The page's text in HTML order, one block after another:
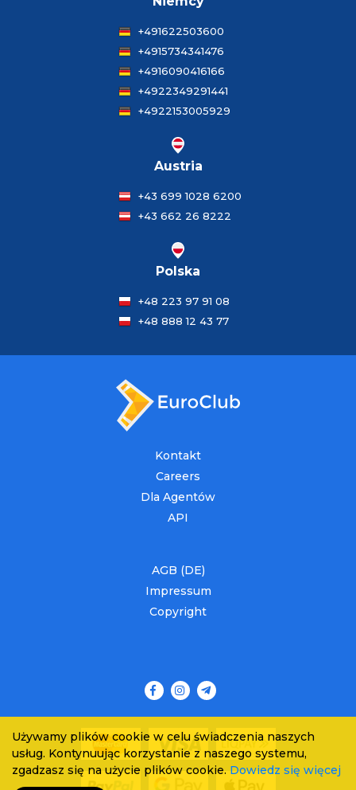
+491622503600
+4915734341476
+4916090416166
+4922349291441
+4922153005929
Austria
+43 699 1028 6200
+43 662 26 8222
Polska
+48 223 97 91 08
+48 888 12 43 77
Kontakt
Careers
Dla Agentów
API
AGB (DE)
Impressum
Copyright
Używamy plików cookie w celu świadczenia naszych
usług. Kontynuując korzystanie z naszego systemu,
zgadzasz się na użycie plików cookie. Dowiedz się więcej